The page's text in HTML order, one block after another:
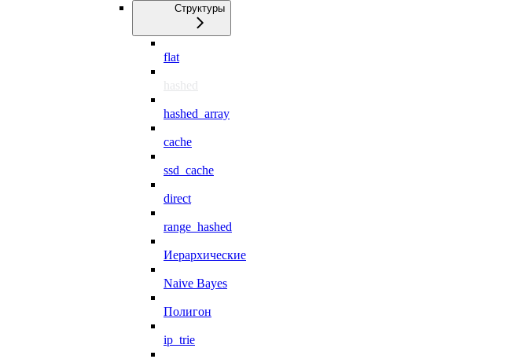
Структуры
flat
hashed
hashed_array
cache
ssd_cache
direct
range_hashed
Иерархические
Naive Bayes
Полигон
ip_trie